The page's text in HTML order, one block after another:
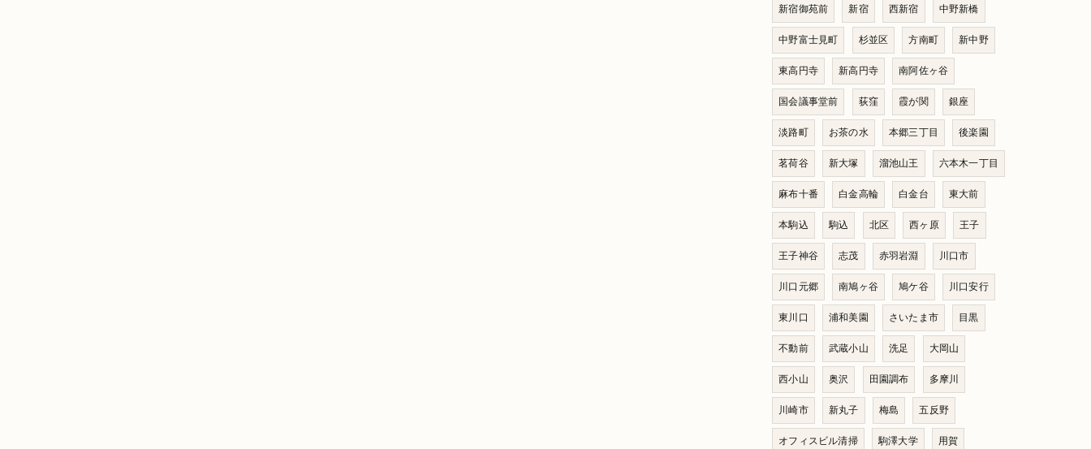
新宿御苑前 新宿 西新宿 中野新橋
中野富士見町 杉並区 方南町 新中野
東高円寺 新高円寺 南阿佐ヶ谷
国会議事堂前 荻窪 霞が関 銀座
淡路町 お茶の水 本郷三丁目 後楽園
茗荷谷 新大塚 溜池山王 六本木一丁目
麻布十番 白金高輪 白金台 東大前
本駒込 駒込 北区 西ヶ原 王子
王子神谷 志茂 赤羽岩淵 川口市
川口元郷 南鳩ヶ谷 鳩ケ谷 川口安行
東川口 浦和美園 さいたま市 目黒
不動前 武蔵小山 洗足 大岡山
西小山 奥沢 田園調布 多摩川
川崎市 新丸子 梅島 五反野
オフィスビル清掃 駒澤大学 用賀